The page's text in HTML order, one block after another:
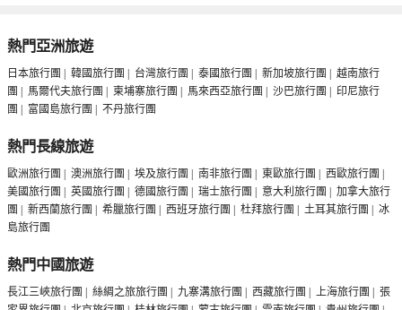
熱門亞洲旅遊
日本旅行團 | 韓國旅行團 | 台灣旅行團 | 泰國旅行團 | 新加坡旅行團 | 越南旅行
團 | 馬爾代夫旅行團 | 柬埔寨旅行團 | 馬來西亞旅行團 | 沙巴旅行團 | 印尼旅行
團 | 富國島旅行團 | 不丹旅行團
熱門長線旅遊
歐洲旅行團 | 澳洲旅行團 | 埃及旅行團 | 南非旅行團 | 東歐旅行團 | 西歐旅行團 |
美國旅行團 | 英國旅行團 | 德國旅行團 | 瑞士旅行團 | 意大利旅行團 | 加拿大旅行
團 | 新西蘭旅行團 | 希臘旅行團 | 西班牙旅行團 | 杜拜旅行團 | 土耳其旅行團 | 冰
島旅行團
熱門中國旅遊
長江三峽旅行團 | 絲綢之旅旅行團 | 九寨溝旅行團 | 西藏旅行團 | 上海旅行團 | 張